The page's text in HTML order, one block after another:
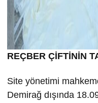
REÇBER ÇİFTİNİN
Site yönetimi
Demirağ dışında